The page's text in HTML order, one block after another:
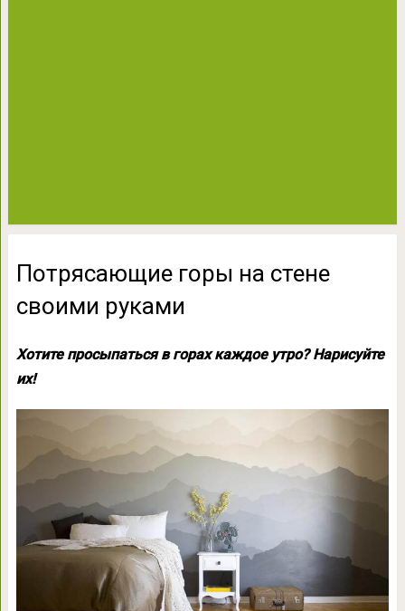
Потрясающие горы на стене
своими руками
Хотите просыпаться в горах каждое утро? Нарисуйте
их!